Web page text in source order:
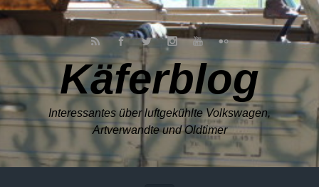
Zum Hauptinhalt springen
Käferblog
Interessantes über luftgekühlte Volkswagen,
Artverwandte und Oldtimer